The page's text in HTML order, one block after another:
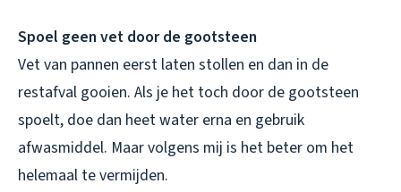
Spoel geen vet door de gootsteen
Vet van pannen eerst laten stollen en dan in de
restafval gooien. Als je het toch door de gootsteen
spoelt, doe dan heet water erna en gebruik
afwasmiddel. Maar volgens mij is het beter om het
helemaal te vermijden.